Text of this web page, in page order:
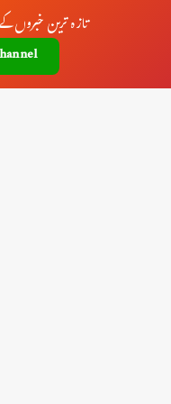
تازہ ترین خبروں